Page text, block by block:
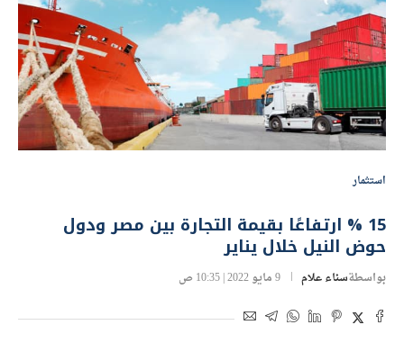
استثمار
15 % ارتفاعًا بقيمة التجارة بين مصر ودول
حوض النيل خلال يناير
بواسطةسناء علام 9 مايو 2022 | 10:35 ص